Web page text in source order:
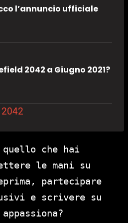
l’annuncio ufficiale
2042 a Giugno 2021?
che hai
le mani su
partecipare
e scrivere su